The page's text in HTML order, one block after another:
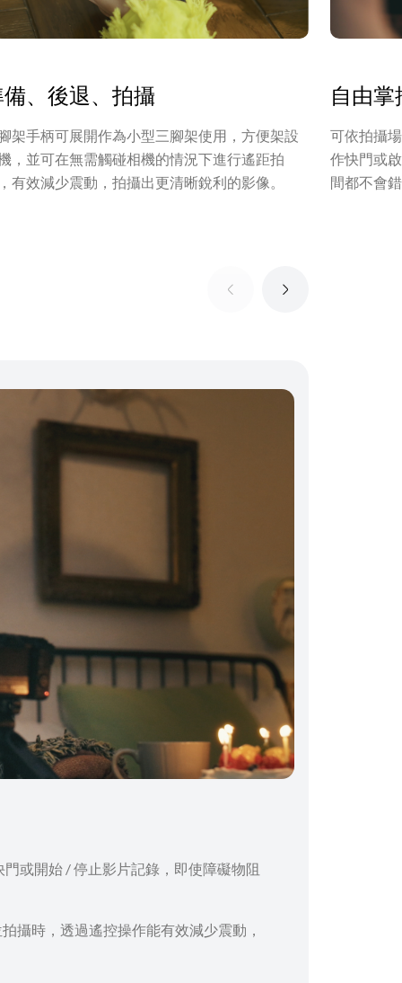
、後退、拍攝
架手柄可展開作為小型三腳架使用，方便架設
，並可在無需觸碰相機的情況下進行遙距拍
有效減少震動，拍攝出更清晰銳利的影像。
自由
可依拍攝
作快門或
間都不會
或開始 / 停止影片記錄，即使障礙物阻
攝時，透過遙控操作能有效減少震動，